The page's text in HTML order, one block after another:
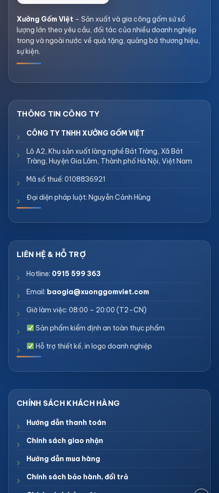
Xưởng Gốm Việt – Sản xuất và gia công gốm sứ số
lượng lớn theo yêu cầu, đối tác của nhiều doanh nghiệp
trong và ngoài nước về quà tặng, quảng bá thương hiệu,
sự kiện.
CÔNG TY TNHH XƯỞNG GỐM VIỆT
Lô A2, Khu sản xuất làng nghề Bát Tràng, Xã Bát
Tràng, Huyện Gia Lâm, Thành phố Hà Nội, Việt Nam
Mã số thuế: 0108836921
Đại diện pháp luật: Nguyễn Cảnh Hùng
Hotline: 0915 599 363
Email: baogia@xuonggomviet.com
Giờ làm việc: 08:00 – 20:00 (T2–CN)
Sản phẩm kiểm định an toàn thực phẩm
Hỗ trợ thiết kế, in logo doanh nghiệp
Hướng dẫn thanh toán
Chính sách giao nhận
Hướng dẫn mua hàng
Chính sách bảo hành, đổi trả